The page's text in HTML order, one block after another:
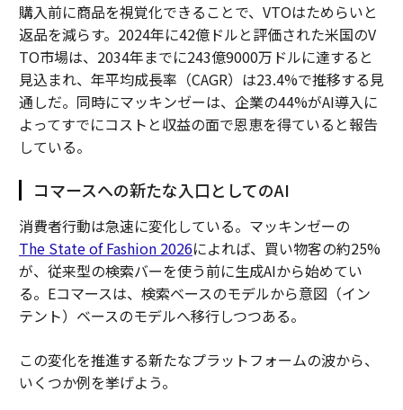
購入前に商品を視覚化できることで、VTOはためらいと
返品を減らす。2024年に42億ドルと評価された米国のV
TO市場は、2034年までに243億9000万ドルに達すると
見込まれ、年平均成長率（CAGR）は23.4%で推移する見
通しだ。同時にマッキンゼーは、企業の44%がAI導入に
よってすでにコストと収益の面で恩恵を得ていると報告
している。
コマースへの新たな入口としてのAI
消費者行動は急速に変化している。マッキンゼーの
The State of Fashion 2026によれば、買い物客の約25%
が、従来型の検索バーを使う前に生成AIから始めてい
る。Eコマースは、検索ベースのモデルから意図（イン
テント）ベースのモデルへ移行しつつある。
この変化を推進する新たなプラットフォームの波から、
いくつか例を挙げよう。